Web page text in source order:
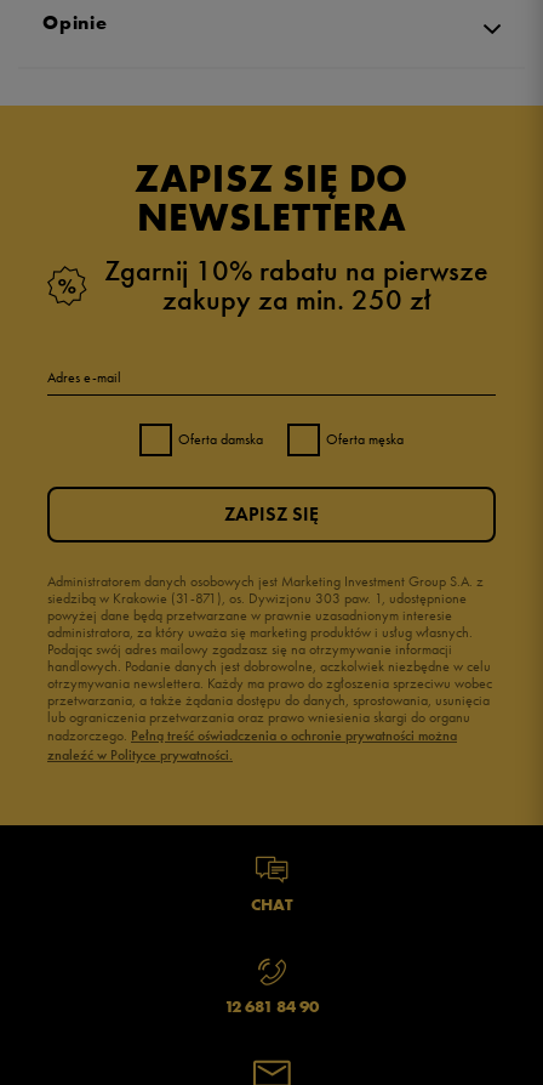
Opinie
ZAPISZ SIĘ DO
NEWSLETTERA
Zgarnij 10% rabatu na pierwsze
zakupy za min. 250 zł
Adres e-mail
Oferta damska Oferta męska
Administratorem danych osobowych jest Marketing Investment Group S.A. z
siedzibą w Krakowie (31-871), os. Dywizjonu 303 paw. 1, udostępnione
powyżej dane będą przetwarzane w prawnie uzasadnionym interesie
administratora, za który uważa się marketing produktów i usług własnych.
Podając swój adres mailowy zgadzasz się na otrzymywanie informacji
handlowych. Podanie danych jest dobrowolne, aczkolwiek niezbędne w celu
otrzymywania newslettera. Każdy ma prawo do zgłoszenia sprzeciwu wobec
przetwarzania, a także żądania dostępu do danych, sprostowania, usunięcia
lub ograniczenia przetwarzania oraz prawo wniesienia skargi do organu
nadzorczego. Pełną treść oświadczenia o ochronie prywatności można
znaleźć w Polityce prywatności.
ZAPISZ SIĘ
CHAT
12 681 84 90